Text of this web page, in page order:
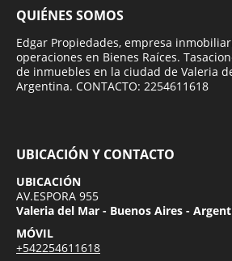
QUIÉNES SOMOS
Edgar Propiedades, empresa
operaciones en Bienes Raíces.
de inmuebles en la ciudad de Valeria
Argentina. CONTACTO: 2254611618
UBICACIÓN Y CONTACTO
UBICACIÓN
AV.ESPORA 955
Valeria del Mar - Buenos Aires -
MÓVIL
+542254611618